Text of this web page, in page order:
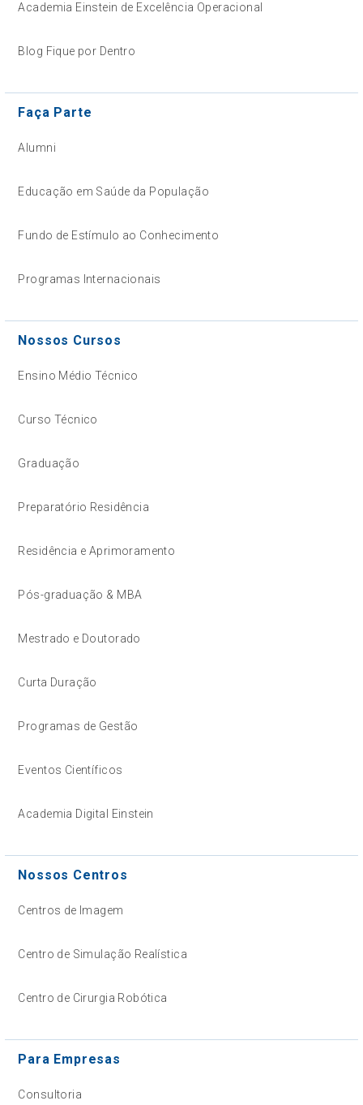
Academia Einstein de Excelência Operacional
Blog Fique por Dentro
Faça Parte
Alumni
Educação em Saúde da População
Fundo de Estímulo ao Conhecimento
Programas Internacionais
Nossos Cursos
Ensino Médio Técnico
Curso Técnico
Graduação
Preparatório Residência
Residência e Aprimoramento
Pós-graduação & MBA
Mestrado e Doutorado
Curta Duração
Programas de Gestão
Eventos Científicos
Academia Digital Einstein
Nossos Centros
Centros de Imagem
Centro de Simulação Realística
Centro de Cirurgia Robótica
Para Empresas
Consultoria